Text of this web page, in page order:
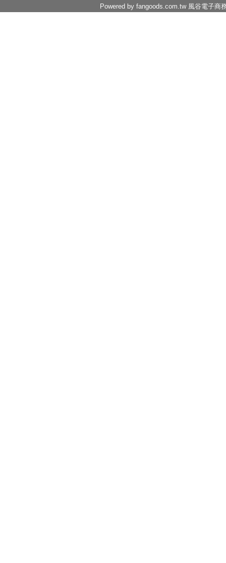
Powered by fangoods.com.tw 風谷電子商